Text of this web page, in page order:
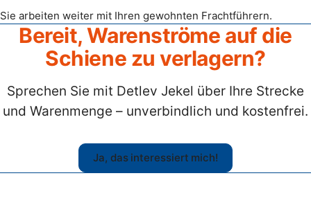
Sie arbeiten weiter mit Ihren gewohnten Frachtführern.
Bereit, Warenströme auf die
Schiene zu verlagern?
Sprechen Sie mit Detlev Jekel über Ihre Strecke
und Warenmenge – unverbindlich und kostenfrei.
Ja, das interessiert mich!